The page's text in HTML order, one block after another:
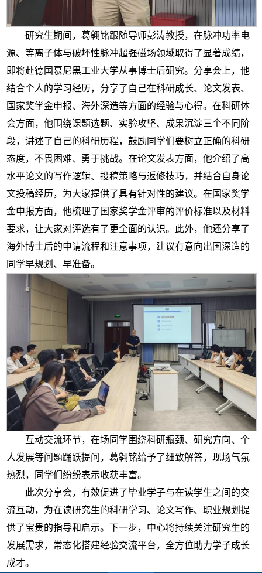
研究生期间，葛翱铭跟随导师彭涛教授，在脉冲功率电
源、等离子体与破坏性脉冲超强磁场领域取得了显著成绩，
即将赴德国慕尼黑工业大学从事博士后研究。分享会上，他
结合个人的学习经历，分享了自己在科研成长、论文发表、
国家奖学金申报、海外深造等方面的经验与心得。在科研体
会方面，他围绕课题选题、实验攻坚、成果沉淀三个不同阶
段，讲述了自己的科研历程，鼓励同学们要树立正确的科研
态度，不畏困难、勇于挑战。在论文发表方面，他介绍了高
水平论文的写作逻辑、投稿策略与返修技巧，并结合自身论
文投稿经历，为大家提供了具有针对性的建议。在国家奖学
金申报方面，他梳理了国家奖学金评审的评价标准以及材料
要求，让大家对评选有了更全面的认识。此外，他还分享了
海外博士后的申请流程和注意事项，建议有意向出国深造的
同学早规划、早准备。
互动交流环节，在场同学围绕科研瓶颈、研究方向、个
人发展等问题踊跃提问，葛翱铭给予了细致解答，现场气氛
热烈，同学们纷纷表示收获丰富。
此次分享会，有效促进了毕业学子与在读学生之间的交
流互动，为在读研究生的科研学习、论文写作、职业规划提
供了宝贵的指导和启示。下一步，中心将持续关注研究生的
发展需求，常态化搭建经验交流平台，全方位助力学子成长
成才。